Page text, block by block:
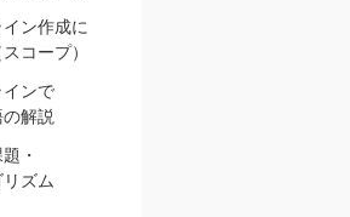
ン作成に
コープ）
ンで
解説
・
ズム